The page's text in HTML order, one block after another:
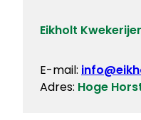
Eikholt
E-mail:
Adres: Hoge